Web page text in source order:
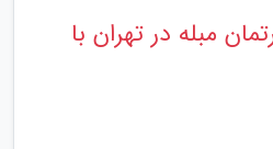
مبله در تهران با